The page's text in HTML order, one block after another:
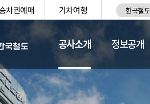
차권예매 기차여행 한국철
공사소개
일반현황
정보공개